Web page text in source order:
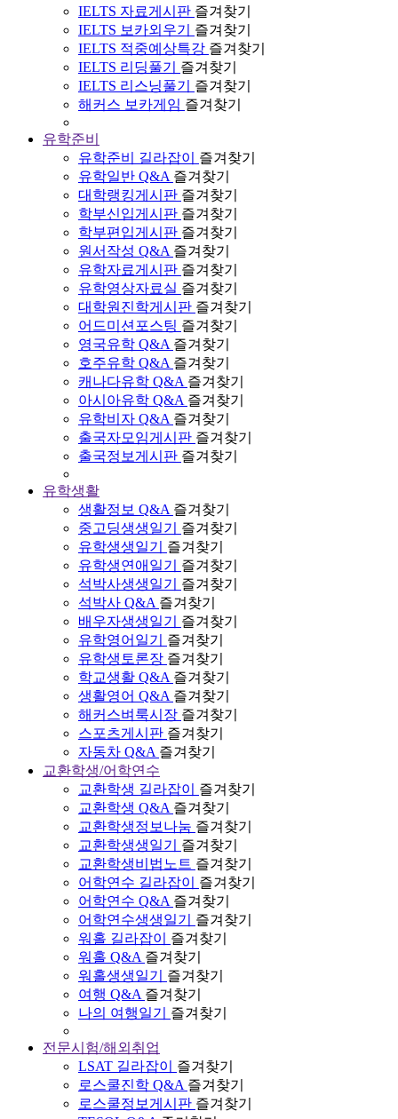
IELTS 자료게시판 즐겨찾기
IELTS 보카외우기
즐겨찾기
IELTS 적중예상특강 즐겨찾기
IELTS 리딩풀기
즐겨찾기
IELTS 리스닝풀기
즐겨찾기
해커스 보카게임 즐겨찾기
유학준비
유학준비 길라잡이
즐겨찾기
유학일반 Q&A 즐겨찾기
대학랭킹게시판 즐겨찾기
학부신입게시판 즐겨찾기
학부편입게시판 즐겨찾기
원서작성 Q&A 즐겨찾기
유학자료게시판 즐겨찾기
유학영상자료실 즐겨찾기
대학원진학게시판 즐겨찾기
어드미션포스팅 즐겨찾기
영국유학 Q&A 즐겨찾기
호주유학 Q&A 즐겨찾기
캐나다유학 Q&A 즐겨찾기
아시아유학 Q&A 즐겨찾기
유학비자 Q&A 즐겨찾기
출국자모임게시판 즐겨찾기
출국정보게시판 즐겨찾기
유학생활
생활정보 Q&A 즐겨찾기
중고딩생생일기
즐겨찾기
유학생생일기
즐겨찾기
유학생연애일기
즐겨찾기
석박사생생일기
즐겨찾기
석박사 Q&A 즐겨찾기
배우자생생일기
즐겨찾기
유학영어일기
즐겨찾기
유학생토론장 즐겨찾기
학교생활 Q&A 즐겨찾기
생활영어 Q&A 즐겨찾기
해커스벼룩시장 즐겨찾기
스포츠게시판 즐겨찾기
자동차 Q&A 즐겨찾기
교환학생/어학연수
교환학생 길라잡이
즐겨찾기
교환학생 Q&A 즐겨찾기
교환학생정보나눔 즐겨찾기
교환학생생일기
즐겨찾기
교환학생비법노트 즐겨찾기
어학연수 길라잡이
즐겨찾기
어학연수 Q&A 즐겨찾기
어학연수생생일기
즐겨찾기
워홀 길라잡이
즐겨찾기
워홀 Q&A 즐겨찾기
워홀생생일기
즐겨찾기
여행 Q&A 즐겨찾기
나의 여행일기
즐겨찾기
전문시험/해외취업
LSAT 길라잡이
즐겨찾기
로스쿨진학 Q&A 즐겨찾기
로스쿨정보게시판 즐겨찾기